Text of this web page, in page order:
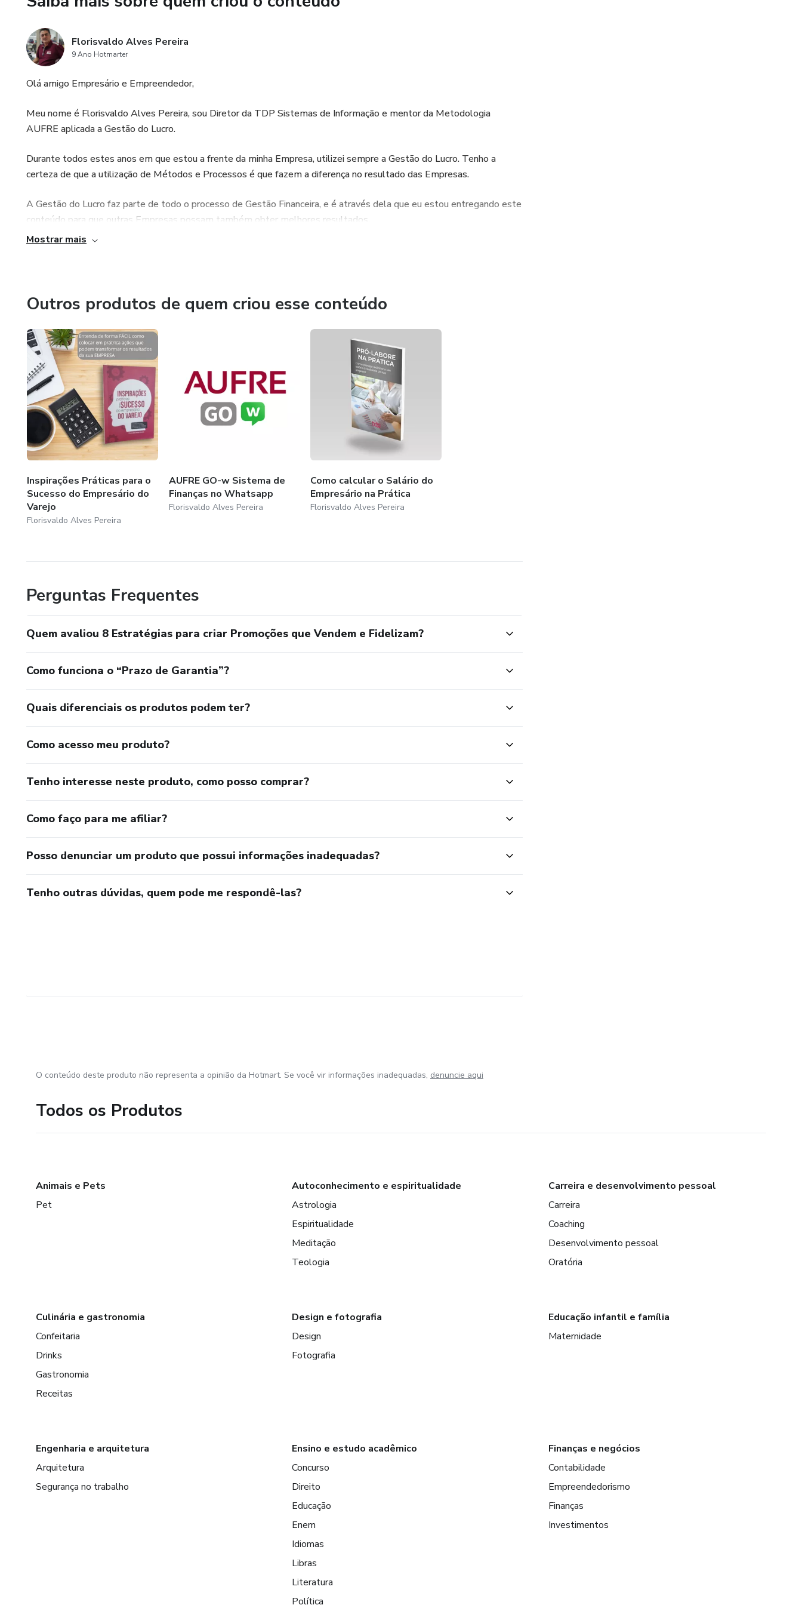
Atraia Novos Clientes: Promova campanhas irresistíveis que criam urgência de compra.
Gire Estoques com Inteligência: Use promoções para liberar espaço e aumentar o ticket
Fortaleça a Fidelização: Ofereça valor real e crie laços duradouros com seus clientes.
🎯 Destaques Exclusivos: Este e-book combina teoria e prática, com exercícios, estudos de
caso reais e exemplos detalhados. Ele foi feito para empresários, gestores e profissionais
Comece Agora! Com Promoções que Vendem e Fidelizam, você terá o guia completo para
exemplar e veja sua empresa prosperar!
Florisvaldo Alves Pereira
9 Ano Hotmarter
Olá amigo Empresário e Empreendedor,
Meu nome é Florisvaldo Alves Pereira, sou Diretor da TDP Sistemas de Informação e mentor da Metodologia
AUFRE aplicada a Gestão do Lucro.
Durante todos estes anos em que estou a frente da minha Empresa, utilizei sempre a Gestão do Lucro. Tenho a
certeza de que a utilização de Métodos e Processos é que fazem a diferença no resultado das Empresas.
A Gestão do Lucro faz parte de todo o processo de Gestão Financeira, e é através dela que eu estou entregando este
conteúdo para que outras Empresas possam também obter melhores resultados.
experiencia no Varejo.
Mostrar mais
Outros produtos de quem criou esse conteúdo
Inspirações Práticas para o
Sucesso do Empresário do
Varejo
Florisvaldo Alves Pereira
AUFRE GO-w Sistema de
Finanças no Whatsapp
Florisvaldo Alves Pereira
Como calcular o Salário do
Empresário na Prática
Florisvaldo Alves Pereira
Perguntas Frequentes
Quem avaliou 8 Estratégias para criar Promoções que Vendem e Fidelizam?
Como funciona o “Prazo de Garantia”?
Quais diferenciais os produtos podem ter?
Como acesso meu produto?
Tenho interesse neste produto, como posso comprar?
Como faço para me afiliar?
Posso denunciar um produto que possui informações inadequadas?
Tenho outras dúvidas, quem pode me respondê-las?
O conteúdo deste produto não representa a opinião da Hotmart. Se você vir informações inadequadas, denuncie aqui
Todos os Produtos
Animais e Pets
Pet
Autoconhecimento e espiritualidade
Astrologia
Espiritualidade
Meditação
Teologia
Carreira e desenvolvimento pessoal
Carreira
Coaching
Desenvolvimento pessoal
Oratória
Culinária e gastronomia
Confeitaria
Drinks
Gastronomia
Receitas
Design e fotografia
Design
Fotografia
Educação infantil e família
Maternidade
Engenharia e arquitetura
Arquitetura
Segurança no trabalho
Ensino e estudo acadêmico
Concurso
Direito
Educação
Enem
Idiomas
Libras
Literatura
Política
Finanças e negócios
Contabilidade
Empreendedorismo
Finanças
Investimentos